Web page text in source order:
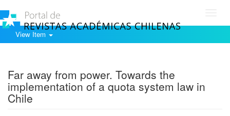
View Item
Far away from power. Towards the
implementation of a quota system law in
Chile